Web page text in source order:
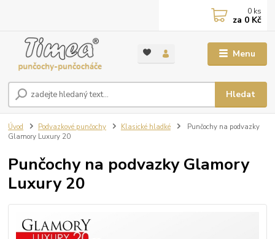
Menu
Hledat
0 ks
za 0 Kč
Úvod Podvazkové punčochy Klasické hladké
Punčochy na podvazky
Glamory Luxury 20
Punčochy na podvazky Glamory
Luxury 20